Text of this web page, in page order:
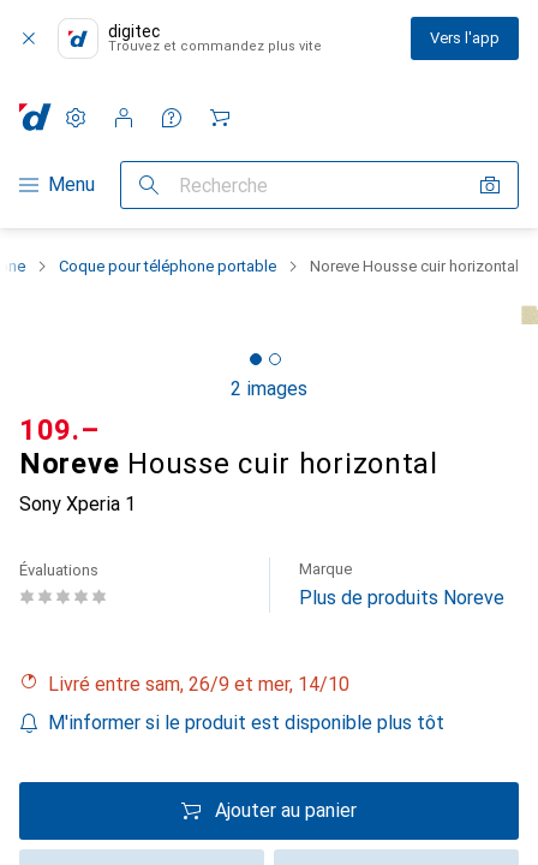
digitec
Trouvez et commandez plus vite Vers l'app
Navigation par catégorie
Menu Recherche
Paramètres
Compte client
Listes de comparaison
Listes d'envies
Panier
Coque pour téléphone portable Noreve Housse cuir horizontal
2 images
Noreve Housse cuir horizontal
Sony Xperia 1
CHF
109.–
Évaluations Marque
Plus de produits Noreve
Livré entre sam, 26/9 et mer, 14/10
M'informer si le produit est disponible plus tôt
Ajouter au panier